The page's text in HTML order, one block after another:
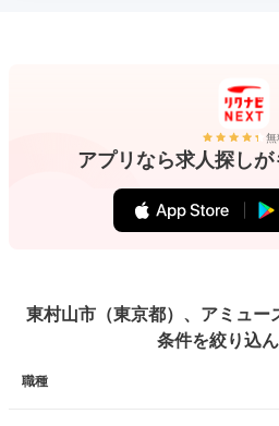
無
アプリなら求人探しが
東村山市（東京都）、アミュー
条件を絞り込
職種